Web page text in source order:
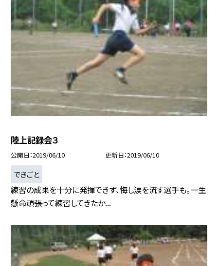
陸上記録会３
公開日 2019/06/10 更新日 2019/06/10
できごと
練習の成果を十分に発揮できず、悔し涙を流す選手も。一生
懸命頑張って練習してきたか...